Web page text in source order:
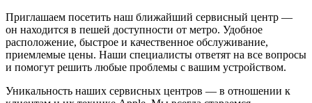
Приглашаем посетить наш ближайший сервисный центр —
он находится в пешей доступности от метро. Удобное
расположение, быстрое и качественное обслуживание,
приемлемые цены. Наши специалисты ответят на все вопросы
и помогут решить любые проблемы с вашим устройством.
Уникальность наших сервисных центров — в отношении к